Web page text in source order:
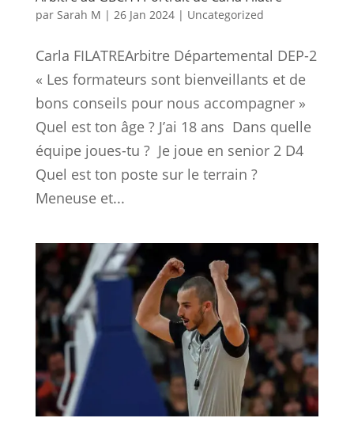
par Sarah M | 26 Jan 2024| Uncategorized
Carla FILATREArbitre Départemental DEP-2
« Les formateurs sont bienveillants et de
bons conseils pour nous accompagner »
Quel est ton âge ? J’ai 18 ans Dans quelle
équipe joues-tu ? Je joue en senior 2 D4
Quel est ton poste sur le terrain ?
Meneuse et...